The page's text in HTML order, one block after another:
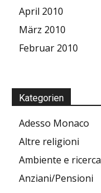
April 2010
März 2010
Februar 2010
Kategorien
Adesso Monaco
Altre religioni
Ambiente e ricerca
Anziani/Pensioni